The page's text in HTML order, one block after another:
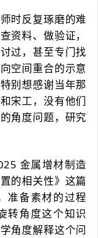
时反复琢磨的难
资料、做验证，
过，甚至专门找
空间重合的示意
别想感谢当年那
宋工，没有他们
角度问题，研究
金属增材制造
的相关性》这篇
准备素材的过程
转角度这个知识
角度解释这个问